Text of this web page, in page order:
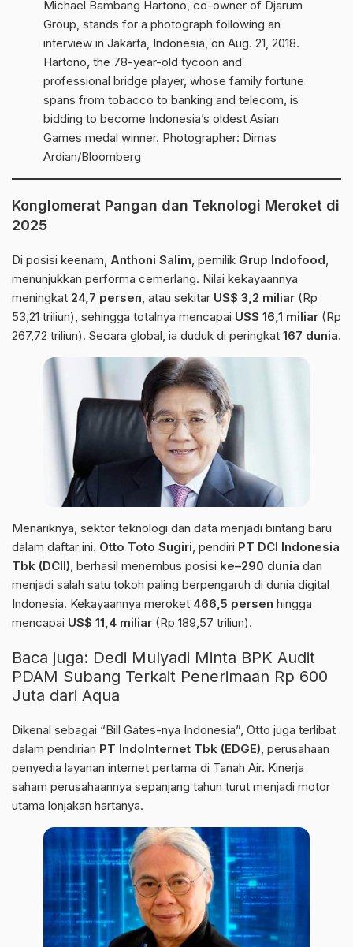
Michael Bambang Hartono, co-owner of Djarum
Group, stands for a photograph following an
interview in Jakarta, Indonesia, on Aug. 21, 2018.
Hartono, the 78-year-old tycoon and
professional bridge player, whose family fortune
spans from tobacco to banking and telecom, is
bidding to become Indonesia’s oldest Asian
Games medal winner. Photographer: Dimas
Ardian/Bloomberg
Konglomerat Pangan dan Teknologi Meroket di
2025
Di posisi keenam, Anthoni Salim, pemilik Grup Indofood,
menunjukkan performa cemerlang. Nilai kekayaannya
meningkat 24,7 persen, atau sekitar US$ 3,2 miliar (Rp
53,21 triliun), sehingga totalnya mencapai US$ 16,1 miliar (Rp
267,72 triliun). Secara global, ia duduk di peringkat 167 dunia.
Menariknya, sektor teknologi dan data menjadi bintang baru
dalam daftar ini. Otto Toto Sugiri, pendiri PT DCI Indonesia
Tbk (DCII), berhasil menembus posisi ke–290 dunia dan
menjadi salah satu tokoh paling berpengaruh di dunia digital
Indonesia. Kekayaannya meroket 466,5 persen hingga
mencapai US$ 11,4 miliar (Rp 189,57 triliun).
Baca juga: Dedi Mulyadi Minta BPK Audit
PDAM Subang Terkait Penerimaan Rp 600
Juta dari Aqua
Dikenal sebagai “Bill Gates-nya Indonesia”, Otto juga terlibat
dalam pendirian PT IndoInternet Tbk (EDGE), perusahaan
penyedia layanan internet pertama di Tanah Air. Kinerja
saham perusahaannya sepanjang tahun turut menjadi motor
utama lonjakan hartanya.